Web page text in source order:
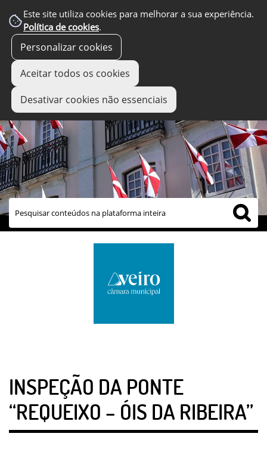
Este site utiliza cookies para melhorar a sua experiência.
Política de cookies.
Personalizar cookies
Aceitar todos os cookies
Desativar cookies não essenciais
links úteis
INSPEÇÃO DA PONTE
“REQUEIXO – ÓIS DA RIBEIRA”